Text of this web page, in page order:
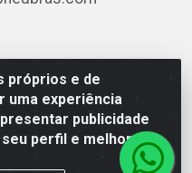
próprios e de
uma experiência
publicidade
perfil e melhorar a
KM 82 - Prazeres,
CEP 54.335-000 - CNPJ
Comércio de Pneus